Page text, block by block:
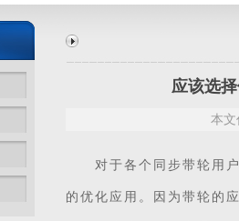
应该选
本
对于各个 同步带 轮用
的优化应用。因为带轮的